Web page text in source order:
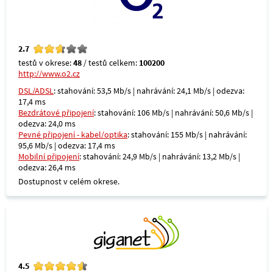
2.7
testů v okrese:48 / testů celkem: 100200
http://www.o2.cz
DSL/ADSL: stahování: 53,5 Mb/s | nahrávání: 24,1 Mb/s | odezva:
17,4 ms
Bezdrátové připojení: stahování: 106 Mb/s | nahrávání: 50,6 Mb/s |
odezva: 24,0 ms
Pevné připojení - kabel/optika: stahování: 155 Mb/s | nahrávání:
95,6 Mb/s | odezva: 17,4 ms
Mobilní připojení: stahování: 24,9 Mb/s | nahrávání: 13,2 Mb/s |
odezva: 26,4 ms
Dostupnost v celém okrese.
4.5